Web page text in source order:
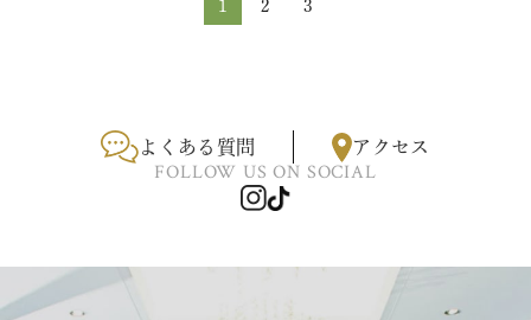
1 2 3
よくある質問 アクセス
FOLLOW US ON SOCIAL